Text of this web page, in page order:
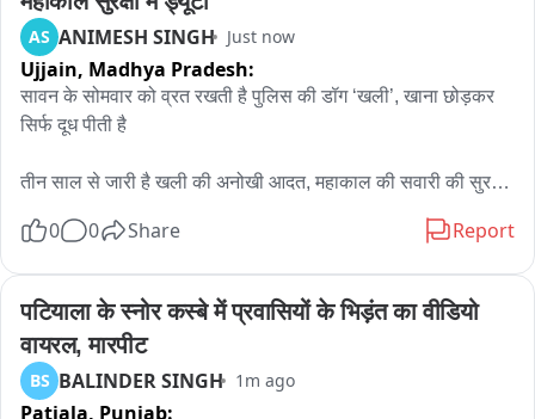
AS ANIMESH SINGH Just now
Ujjain, Madhya Pradesh:
सावन के सोमवार को व्रत रखती है पुलिस की डॉग ‘खली’, खाना छोड़कर
सिर्फ दूध पीती है
तीन साल से जारी है खली की अनोखी आदत, महाकाल की सवारी की सुरक्षा
लेकिन उज्जैन पुलिस की डॉग ‘खली’ भी इस दिन खाना छोड़ देती है। छह
साल की मादा डॉग खली सावन के सोमवार को रोटी या कोई दूसरा खाना नहीं
खाती, बल्कि सिर्फ दूध पीती है。
खली उज्जैन पुलिस लाइन में तैनात है और महाकाल की सवारी के दौरान
0 0 Share Report
पटियाला के स्नोर कस्बे में प्रवासियों के भिड़ंत का वीडियो
वायरल, मारपीट
BS BALINDER SINGH 1m ago
Patiala, Punjab: